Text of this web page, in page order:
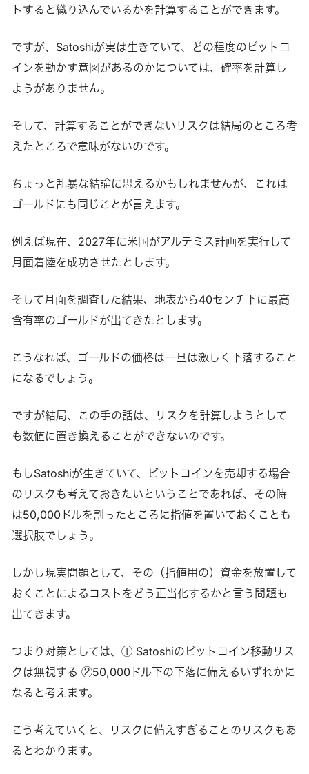
トすると織り込んでいるかを計算することができます。
ですが、Satoshiが実は生きていて、どの程度のビットコ
インを動かす意図があるのかについては、確率を計算し
ようがありません。
そして、計算することができないリスクは結局のところ考
えたところで意味がないのです。
ちょっと乱暴な結論に思えるかもしれませんが、これは
ゴールドにも同じことが言えます。
例えば現在、2027年に米国がアルテミス計画を実行して
月面着陸を成功させたとします。
そして月面を調査した結果、地表から40センチ下に最高
含有率のゴールドが出てきたとします。
こうなれば、ゴールドの価格は一旦は激しく下落すること
になるでしょう。
ですが結局、この手の話は、リスクを計算しようとして
も数値に置き換えることができないのです。
もしSatoshiが生きていて、ビットコインを売却する場合
のリスクも考えておきたいということであれば、その時
は50,000ドルを割ったところに指値を置いておくことも
選択肢でしょう。
しかし現実問題として、その（指値用の）資金を放置して
おくことによるコストをどう正当化するかと言う問題も
出てきます。
つまり対策としては、① Satoshiのビットコイン移動リス
クは無視する ②50,000ドル下の下落に備えるいずれかに
なると考えます。
こう考えていくと、リスクに備えすぎることのリスクもあ
るとわかります。